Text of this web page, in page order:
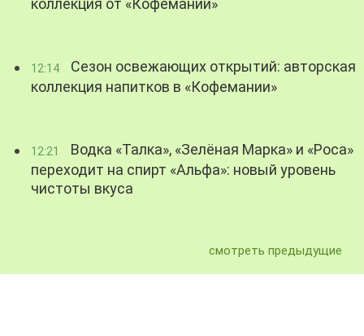
коллекция от «Кофемании»
12:14
Сезон освежающих открытий: авторская
коллекция напитков в «Кофемании»
12:21
Водка «Талка», «Зелёная Марка» и «Роса»
переходит на спирт «Альфа»: новый уровень
чистоты вкуса
смотреть предыдущие